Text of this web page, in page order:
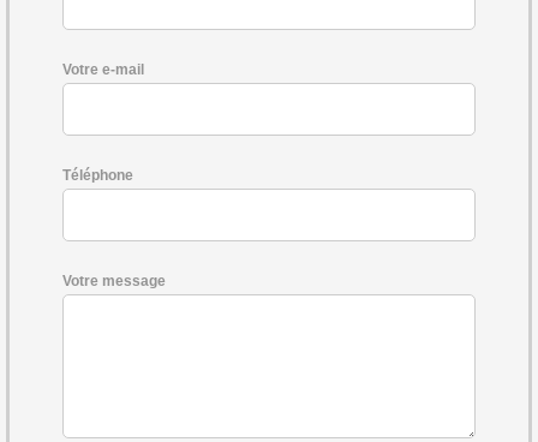
Votre e-mail
Téléphone
Votre message